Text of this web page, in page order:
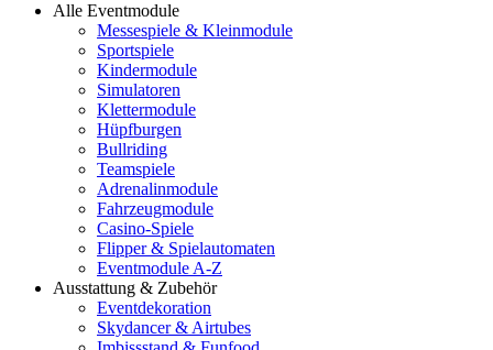
Alle Eventmodule
Messespiele & Kleinmodule
Sportspiele
Kindermodule
Simulatoren
Klettermodule
Hüpfburgen
Bullriding
Teamspiele
Adrenalinmodule
Fahrzeugmodule
Casino-Spiele
Flipper & Spielautomaten
Eventmodule A-Z
Ausstattung & Zubehör
Eventdekoration
Skydancer & Airtubes